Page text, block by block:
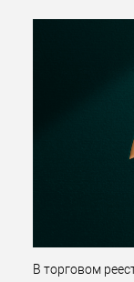
В торговом